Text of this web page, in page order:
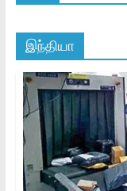
இந்தியா